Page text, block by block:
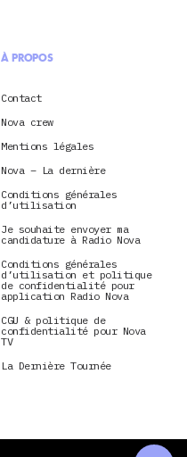
À PROPOS
Contact
Nova crew
Mentions légales
Nova – La dernière
Conditions générales
d’utilisation
Je souhaite envoyer ma
candidature à Radio Nova
Conditions générales
d’utilisation et politique
de confidentialité pour
application Radio Nova
CGU & politique de
confidentialité pour Nova
TV
La Dernière Tournée